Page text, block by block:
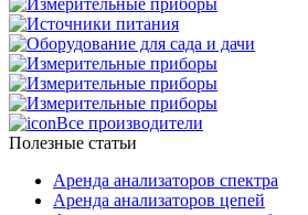
Все производители
Полезные статьи
Аренда анализаторов спектра
Аренда анализаторов цепей